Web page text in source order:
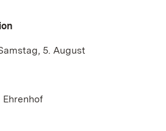
5. August